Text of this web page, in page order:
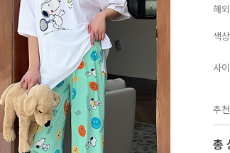
해
색상
사
추
총